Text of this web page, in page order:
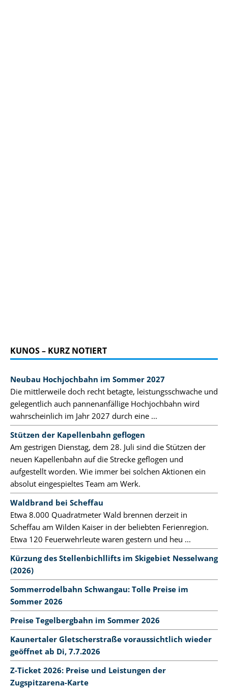
KUNOS – KURZ NOTIERT
Neubau Hochjochbahn im Sommer 2027
Die mittlerweile doch recht betagte, leistungsschwache und
gelegentlich auch pannenanfällige Hochjochbahn wird
wahrscheinlich im Jahr 2027 durch eine ...
Stützen der Kapellenbahn geflogen
Am gestrigen Dienstag, dem 28. Juli sind die Stützen der
neuen Kapellenbahn auf die Strecke geflogen und
aufgestellt worden. Wie immer bei solchen Aktionen ein
absolut eingespieltes Team am Werk.
Waldbrand bei Scheffau
Etwa 8.000 Quadratmeter Wald brennen derzeit in
Scheffau am Wilden Kaiser in der beliebten Ferienregion.
Etwa 120 Feuerwehrleute waren gestern und heu ...
Kürzung des Stellenbichllifts im Skigebiet Nesselwang
(2026)
Sommerrodelbahn Schwangau: Tolle Preise im
Sommer 2026
Preise Tegelbergbahn im Sommer 2026
Kaunertaler Gletscherstraße voraussichtlich wieder
geöffnet ab Di, 7.7.2026
Z-Ticket 2026: Preise und Leistungen der
Zugspitzarena-Karte